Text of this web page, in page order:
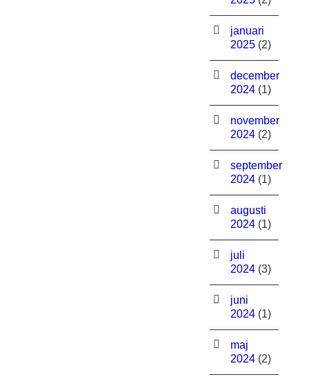
januari
2025 (2)
december
2024 (1)
november
2024 (2)
september
2024 (1)
augusti
2024 (1)
juli
2024 (3)
juni
2024 (1)
maj
2024 (2)